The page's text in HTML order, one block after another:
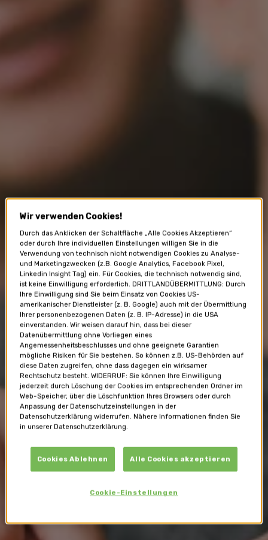
Themen
Wir verwenden Cookies!
Durch das Anklicken der Schaltfläche „Alle Cookies Akzeptieren“
oder durch Ihre individuellen Einstellungen willigen Sie in die
Verwendung von technisch nicht notwendigen Cookies zu Analyse-
und Marketingzwecken (z.B. Google Analytics, Facebook Pixel,
Linkedin Insight Tag) ein. Für Cookies, die technisch notwendig sind,
ist keine Einwilligung erforderlich. DRITTLANDÜBERMITTLUNG: Durch
Ihre Einwilligung sind Sie beim Einsatz von Cookies US-
amerikanischer Dienstleister (z. B. Google) auch mit der Übermittlung
Ihrer personenbezogenen Daten (z. B. IP-Adresse) in die USA
einverstanden. Wir weisen darauf hin, dass bei dieser
Datenübermittlung ohne Vorliegen eines
Angemessenheitsbeschlusses und ohne geeignete Garantien
mögliche Risiken für Sie bestehen. So können z.B. US-Behörden auf
diese Daten zugreifen, ohne dass dagegen ein wirksamer
Rechtschutz besteht. WIDERRUF: Sie können Ihre Einwilligung
jederzeit durch Löschung der Cookies im entsprechenden Ordner im
Web-Speicher, über die Löschfunktion Ihres Browsers oder durch
Anpassung der Datenschutzeinstellungen in der
Datenschutzerklärung widerrufen. Nähere Informationen finden Sie
in unserer Datenschutzerklärung.
Cookies Ablehnen Alle Cookies akzeptieren
Cookie-Einstellungen